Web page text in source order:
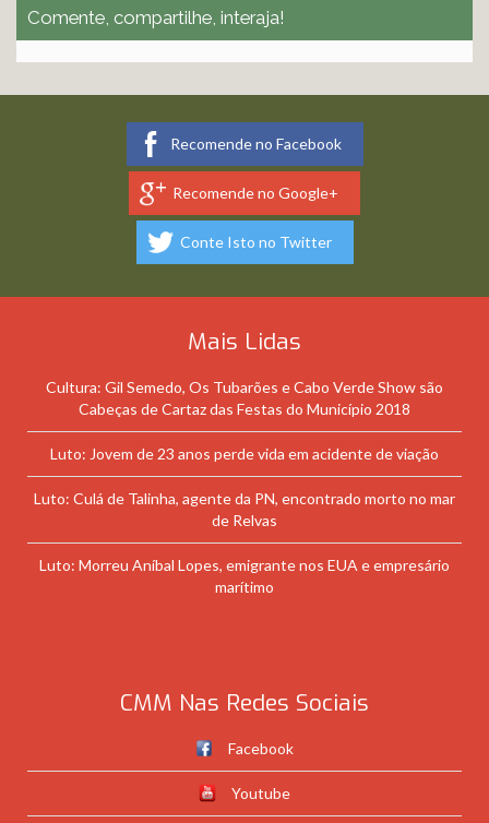
Comente, compartilhe, interaja!
Recomende no Facebook
Recomende no Google+
Conte Isto no Twitter
Mais Lidas
Cultura: Gil Semedo, Os Tubarões e Cabo Verde Show são
Cabeças de Cartaz das Festas do Município 2018
Luto: Jovem de 23 anos perde vida em acidente de viação
Luto: Culá de Talinha, agente da PN, encontrado morto no mar
de Relvas
Luto: Morreu Aníbal Lopes, emigrante nos EUA e empresário
marítimo
CMM Nas Redes Sociais
Facebook
Youtube